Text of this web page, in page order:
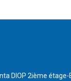
DIOP 2ième étage-